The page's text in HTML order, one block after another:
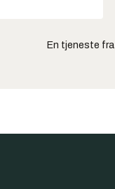
En tjeneste fra